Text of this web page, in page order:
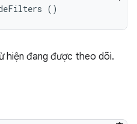
()
hiện đang được theo dõi.